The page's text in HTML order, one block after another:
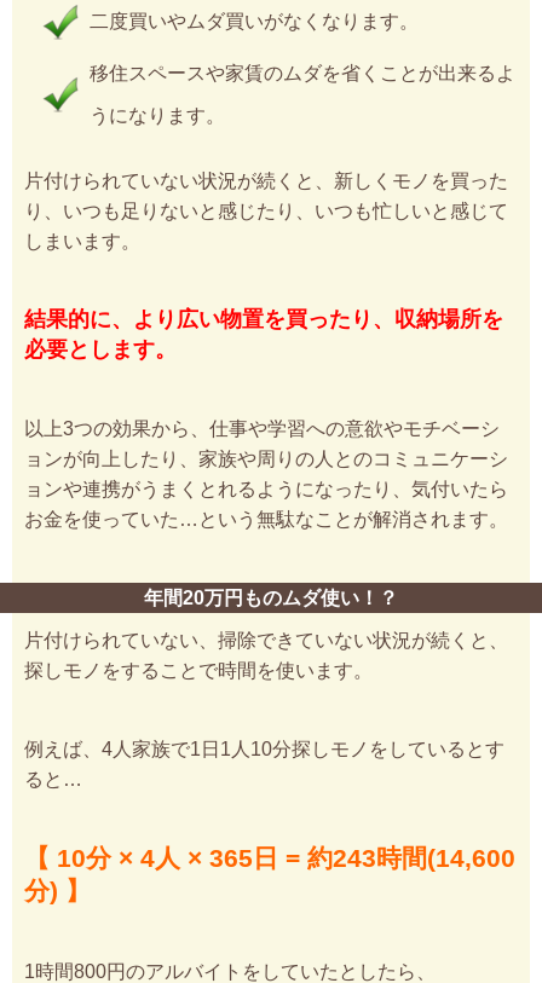
二度買いやムダ買いがなくなります。
移住スペースや家賃のムダを省くことが出来るよ
うになります。
片付けられていない状況が続くと、新しくモノを買った
り、いつも足りないと感じたり、いつも忙しいと感じて
しまいます。
結果的に、より広い物置を買ったり、収納場所を
必要とします。
以上3つの効果から、仕事や学習への意欲やモチベーシ
ョンが向上したり、家族や周りの人とのコミュニケーシ
ョンや連携がうまくとれるようになったり、気付いたら
お金を使っていた…という無駄なことが解消されます。
年間20万円ものムダ使い！？
片付けられていない、掃除できていない状況が続くと、
探しモノをすることで時間を使います。
例えば、4人家族で1日1人10分探しモノをしているとす
ると…
【 10分 × 4人 × 365日 = 約243時間(14,600
分) 】
1時間800円のアルバイトをしていたとしたら、